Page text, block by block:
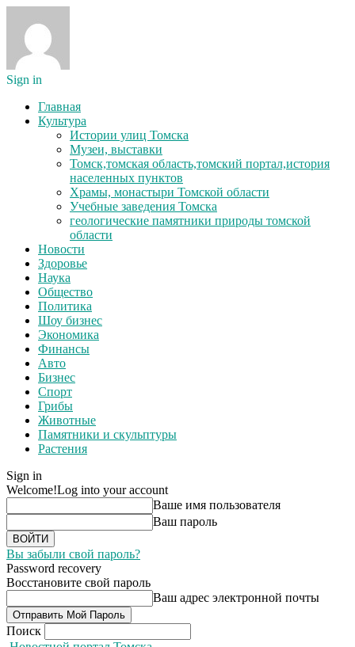
Sign in
Главная
Культура
Истории улиц Томска
Музеи, выставки
Томск,томская область,томский портал,история
населенных пунктов
Храмы, монастыри Томской области
Учебные заведения Томска
геологические памятники природы томской
области
Новости
Здоровье
Наука
Общество
Политика
Шоу бизнес
Экономика
Финансы
Авто
Бизнес
Спорт
Грибы
Животные
Памятники и скульптуры
Растения
Sign in
Welcome!Log into your account
Ваше имя пользователя
Ваш пароль
Вы забыли свой пароль?
Password recovery
Восстановите свой пароль
Ваш адрес электронной почты
Поиск